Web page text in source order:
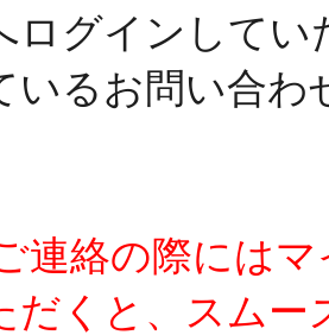
ログインしてい
いるお問い合わ
連絡の際にはマ
だくと、スムー